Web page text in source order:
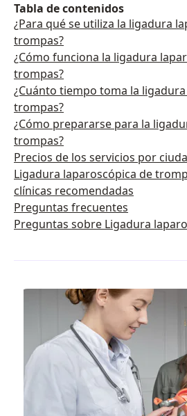
Tabla de contenidos
¿Para qué se utiliza la ligadura
trompas?
¿Cómo funciona la ligadura
trompas?
¿Cuánto tiempo toma la
trompas?
¿Cómo prepararse para la
trompas?
Precios de los servicios por
Ligadura laparoscópica de
clínicas recomendadas
Preguntas frecuentes
Preguntas sobre Ligadura